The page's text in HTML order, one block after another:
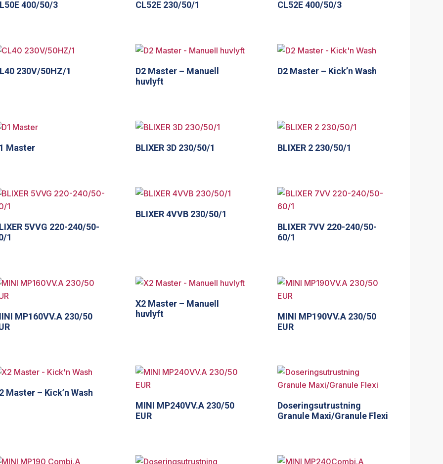
400/50/3 CL52E 230/50/1 CL52E 400/50/3
230V/50HZ/1
D2 Master – Manuell
huvlyft
D2 Master – Kick’n Wash
Master BLIXER 3D 230/50/1 BLIXER 2 230/50/1
5VVG 220-240/50-
1
BLIXER 4VVB 230/50/1
BLIXER 7VV 220-240/50-
60/1
MP160VV.A 230/50
X2 Master – Manuell
huvlyft
MINI MP190VV.A 230/50
EUR
Master – Kick’n Wash
MINI MP240VV.A 230/50
EUR
Doseringsutrustning
Granule Maxi/Granule Flexi